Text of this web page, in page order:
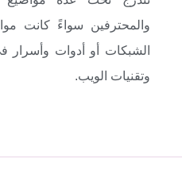
والمحترفين سواءً كانت
الشبكات أو أدوات وأسرار
وتقنيات الويب.